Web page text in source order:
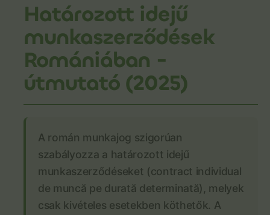
Határozott idejű
munkaszerződések
Romániában -
útmutató (2025)
A román munkajog szigorúan
szabályozza a határozott idejű
munkaszerződéseket (contract individual
de muncă pe durată determinată), melyek
csak kivételes esetekben köthetők. A